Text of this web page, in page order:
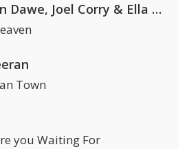
Nathan Dawe, Joel Corry & Ella Henderson
Town
you Waiting For